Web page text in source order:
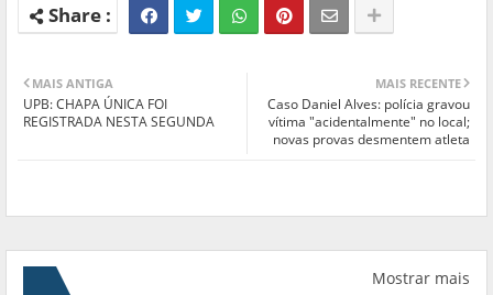
MAIS RECENTE
Caso Daniel Alves: polícia gravou
vítima "acidentalmente" no local;
novas provas desmentem atleta
MAIS ANTIGA
UPB: CHAPA ÚNICA FOI
REGISTRADA NESTA SEGUNDA
Mostrar mais